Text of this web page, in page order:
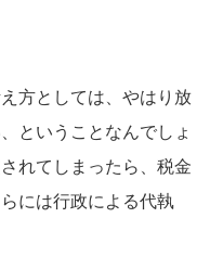
方としては、やはり放
ということなんでしょ
れてしまったら、税金
には行政による代執